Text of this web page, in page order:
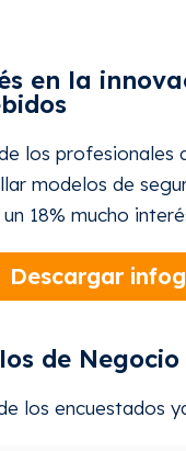
en la
los profesionales
modelos de
18% mucho
Descargar
de
los encuestados